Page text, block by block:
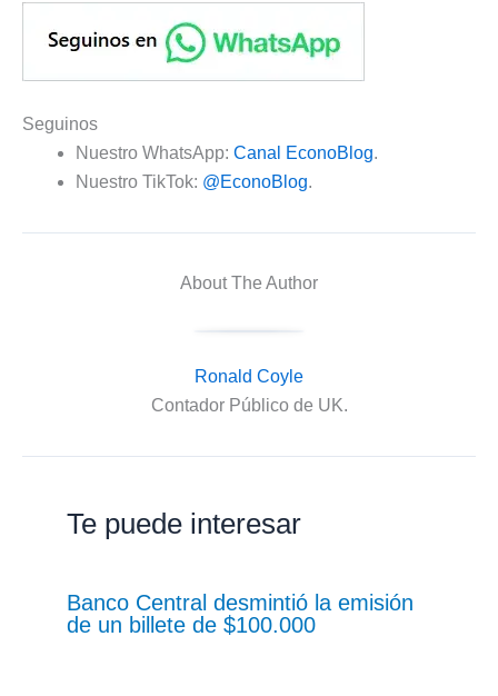
Seguinos
Nuestro WhatsApp: Canal EconoBlog.
Nuestro TikTok: @EconoBlog.
About The Author
Ronald Coyle
Contador Público de UK.
Te puede interesar
Banco Central desmintió la emisión
de un billete de $100.000